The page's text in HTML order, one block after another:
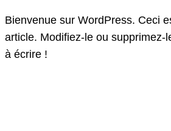
Bienvenue sur WordPress. Ceci
article. Modifiez-le ou supprimez-
à écrire !